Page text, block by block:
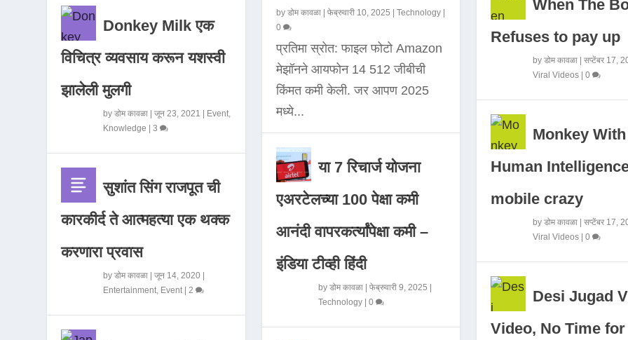
Donkey Milk एक
विचित्र व्यवसाय करून यशस्वी
झालेली मुलगी
byडोम कावळा |जून 23, 2021 Event,
Knowledge |3
सुशांत सिंग राजपूत ची
कारकीर्द ते आत्महत्या एक थक्क
करणारा प्रवास
byडोम कावळा |जून 14, 2020
Entertainment, Event|2
by डोम कावळा| फेब्रुवारी 10, 2025 | Technology|
0
प्रतिमा स्रोत: फाइल फोटो Amazon
मेझॉनने आयफोन 14 512 जीबीची
किंमत कमी केली. जर आपण 2025
मध्ये...
या 7 रिचार्ज योजना
एअरटेलच्या 100 पेक्षा कमी
आनंदी वापरकर्त्यांपेक्षा कमी –
इंडिया टीव्ही हिंदी
by डोम कावळा| फेब्रुवारी 9, 2025 |
Technology| 0
When The
Refuses to pay up
by डोम कावळा| सप्टेंबर 17,
Viral Videos| 0
Monkey With
Human
mobile crazy
by डोम कावळा| सप्टेंबर 17,
Viral Videos| 0
Desi Jugad
Video, No Time for